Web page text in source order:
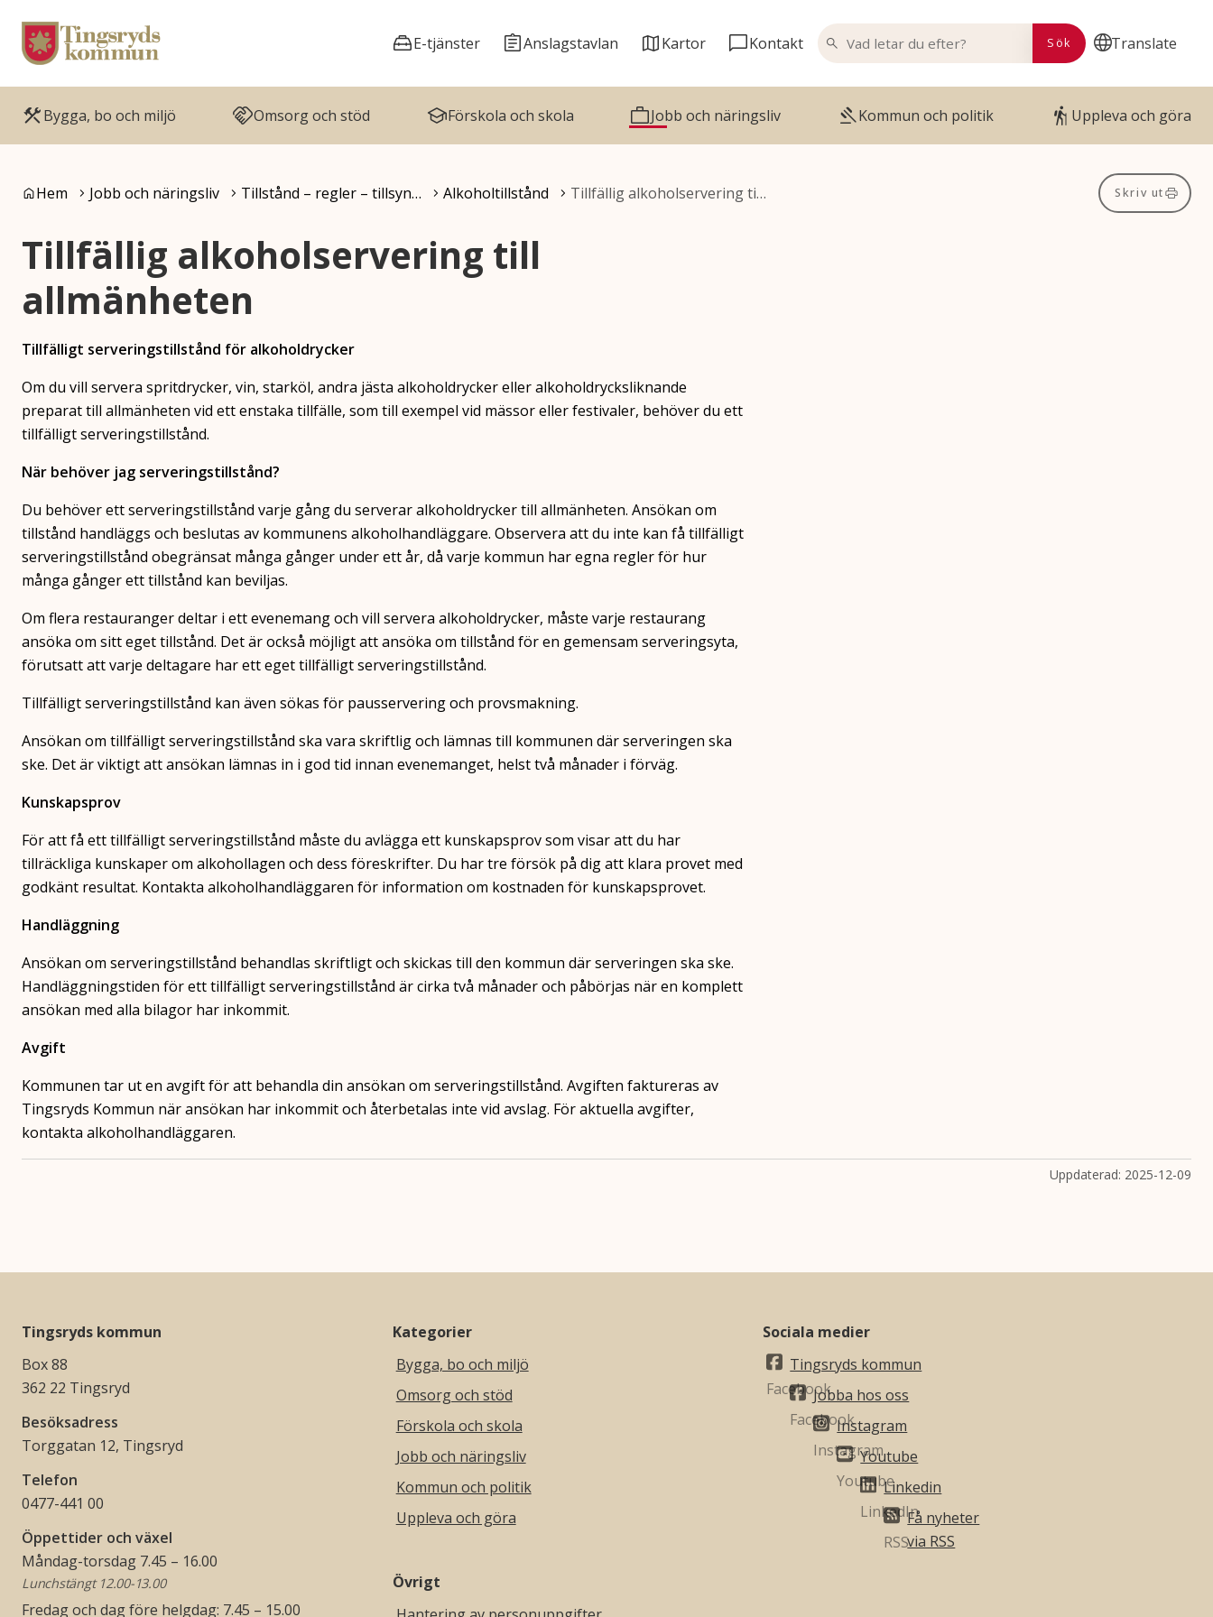
Gå till innehåll
Gå till huvudmeny
Translate
E-tjänster Anslagstavlan Kartor Kontakt
VAD LETAR DU EFTER?
Sök
Bygga, bo och miljö Omsorg och stöd Förskola och skola Jobb och näringsliv Kommun och politik Uppleva och göra
Du är här:
Hem Jobb och näringsliv Tillstånd – regler – tillsyn… Alkoholtillstånd Tillfällig alkoholservering ti… Skriv ut
Tillfällig alkoholservering till
allmänheten
Tillfälligt serveringstillstånd för alkoholdrycker
Om du vill servera spritdrycker, vin, starköl, andra jästa alkoholdrycker eller alkoholdrycksliknande
preparat till allmänheten vid ett enstaka tillfälle, som till exempel vid mässor eller festivaler, behöver du ett
tillfälligt serveringstillstånd.
När behöver jag serveringstillstånd?
Du behöver ett serveringstillstånd varje gång du serverar alkoholdrycker till allmänheten. Ansökan om
tillstånd handläggs och beslutas av kommunens alkoholhandläggare. Observera att du inte kan få tillfälligt
serveringstillstånd obegränsat många gånger under ett år, då varje kommun har egna regler för hur
många gånger ett tillstånd kan beviljas.
Om flera restauranger deltar i ett evenemang och vill servera alkoholdrycker, måste varje restaurang
ansöka om sitt eget tillstånd. Det är också möjligt att ansöka om tillstånd för en gemensam serveringsyta,
förutsatt att varje deltagare har ett eget tillfälligt serveringstillstånd.
Tillfälligt serveringstillstånd kan även sökas för pausservering och provsmakning.
Ansökan om tillfälligt serveringstillstånd ska vara skriftlig och lämnas till kommunen där serveringen ska
ske. Det är viktigt att ansökan lämnas in i god tid innan evenemanget, helst två månader i förväg.
Kunskapsprov
För att få ett tillfälligt serveringstillstånd måste du avlägga ett kunskapsprov som visar att du har
tillräckliga kunskaper om alkohollagen och dess föreskrifter. Du har tre försök på dig att klara provet med
godkänt resultat. Kontakta alkoholhandläggaren för information om kostnaden för kunskapsprovet.
Handläggning
Ansökan om serveringstillstånd behandlas skriftligt och skickas till den kommun där serveringen ska ske.
Handläggningstiden för ett tillfälligt serveringstillstånd är cirka två månader och påbörjas när en komplett
ansökan med alla bilagor har inkommit.
Avgift
Kommunen tar ut en avgift för att behandla din ansökan om serveringstillstånd. Avgiften faktureras av
Tingsryds Kommun när ansökan har inkommit och återbetalas inte vid avslag. För aktuella avgifter,
kontakta alkoholhandläggaren.
Uppdaterad: 2025-12-09
Tingsryds kommun
Box 88
362 22 Tingsryd
Besöksadress
Torggatan 12, Tingsryd
Telefon
0477-441 00
Öppettider och växel
Måndag-torsdag 7.45 – 16.00
Lunchstängt 12.00-13.00
Fredag och dag före helgdag: 7.45 – 15.00
Kategorier
Bygga, bo och miljö
Omsorg och stöd
Förskola och skola
Jobb och näringsliv
Kommun och politik
Uppleva och göra
Övrigt
Sociala medier
Tingsryds kommun
Jobba hos oss
Instagram
Youtube
Linkedin
Få nyheter
via RSS